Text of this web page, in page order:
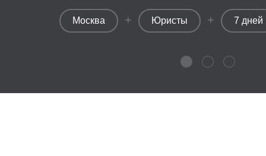
Москва + Юристы + 7 дней